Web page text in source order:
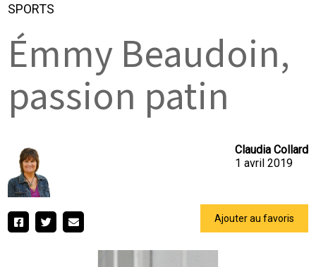
SPORTS
Émmy Beaudoin,
passion patin
Claudia Collard
1 avril 2019
Ajouter au favoris